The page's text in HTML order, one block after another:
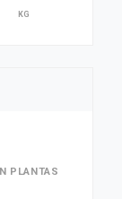
KG
PLANTAS